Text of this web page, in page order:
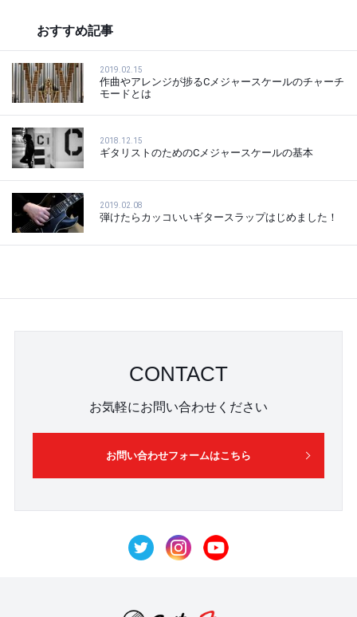
おすすめ記事
2019.02.15
作曲やアレンジが捗るCメジャースケールのチャーチ
モードとは
2018.12.15
ギタリストのためのCメジャースケールの基本
2019.02.08
弾けたらカッコいいギタースラップはじめました！
CONTACT
お気軽にお問い合わせください
お問い合わせフォームはこちら